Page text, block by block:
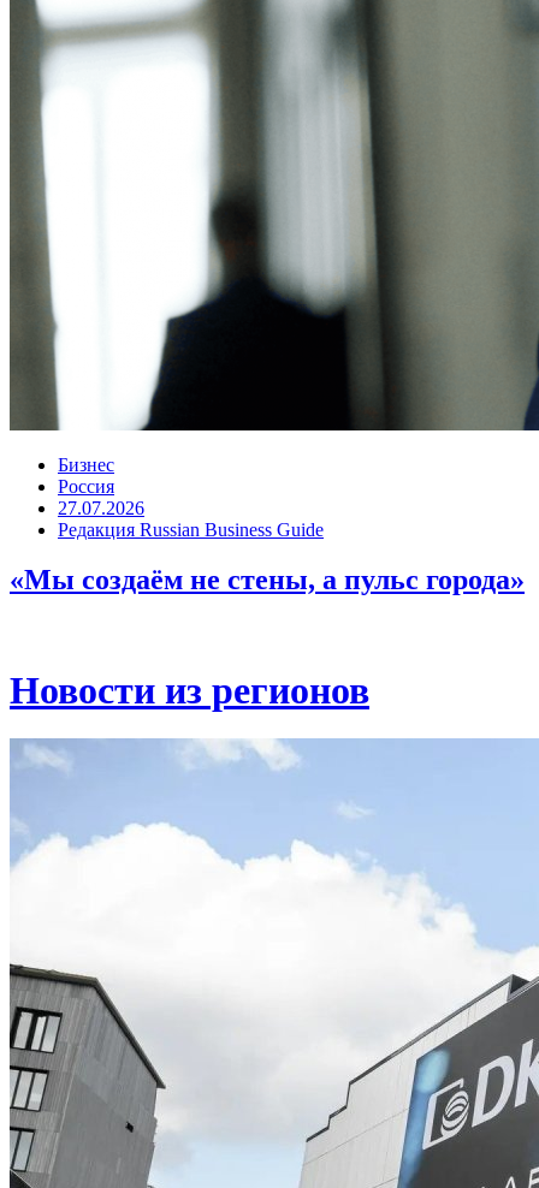
Бизнес
Россия
27.07.2026
Редакция Russian Business Guide
«Мы создаём не стены, а пульс города»
Новости из регионов